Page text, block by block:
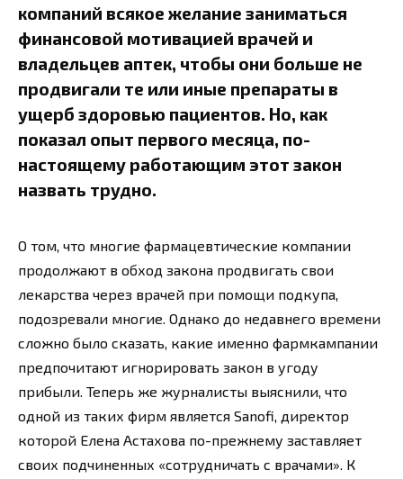
компаний всякое желание заниматься
финансовой мотивацией врачей и
владельцев аптек, чтобы они больше не
продвигали те или иные препараты в
ущерб здоровью пациентов. Но, как
показал опыт первого месяца, по-
настоящему работающим этот закон
назвать трудно.
О том, что многие фармацевтические компании
продолжают в обход закона продвигать свои
лекарства через врачей при помощи подкупа,
подозревали многие. Однако до недавнего времени
сложно было сказать, какие именно фармкампании
предпочитают игнорировать закон в угоду
прибыли. Теперь же журналисты выяснили, что
одной из таких фирм является Sanofi, директор
которой Елена Астахова по-прежнему заставляет
своих подчиненных «сотрудничать с врачами». К